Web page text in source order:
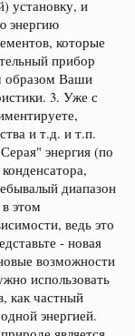
установку, и
энергию
которые
прибор
образом Ваши
3. Уже с
и т.д. и т.п.
энергия (по
диапазон
этом
ведь это
- новая
возможности
использовать
как частный
энергией.